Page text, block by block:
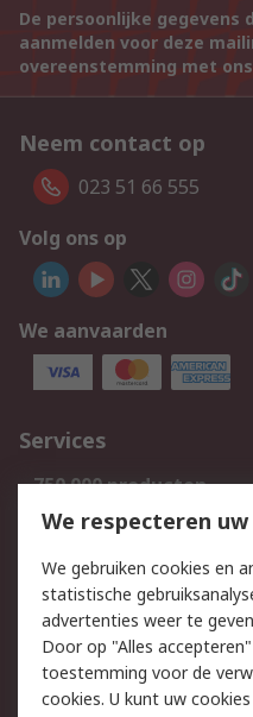
De persoonlijke gegevens
aanmelden voor deze
overeenstemming met ons
Neem contact op
023 51 66 555
Volg ons op
We aanvaarden
Services
750.000 producten
Bestellen
Track & Trace
Wettelijk
Cookiebeleid
We respecteren
We gebruiken cookies en
statistische
advertenties weer te
Door op "Alles
toestemming voor de
cookies. U kunt uw